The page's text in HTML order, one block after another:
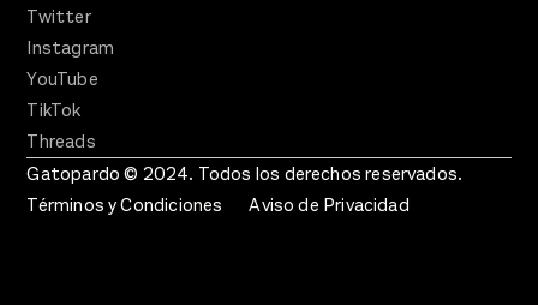
Twitter
Instagram
YouTube
TikTok
Threads
Gatopardo © 2024. Todos los derechos reservados.
Términos y Condiciones
Aviso de Privacidad